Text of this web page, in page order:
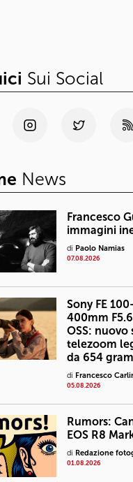
Sui Social
News
Francesco
immagini
di Paolo Namias
07.08.2026
Sony FE 100-
400mm
OSS: nuovo
telezoom
da 654
di Francesco
05.08.2026
Rumors:
EOS R8
di Redazione
01.08.2026